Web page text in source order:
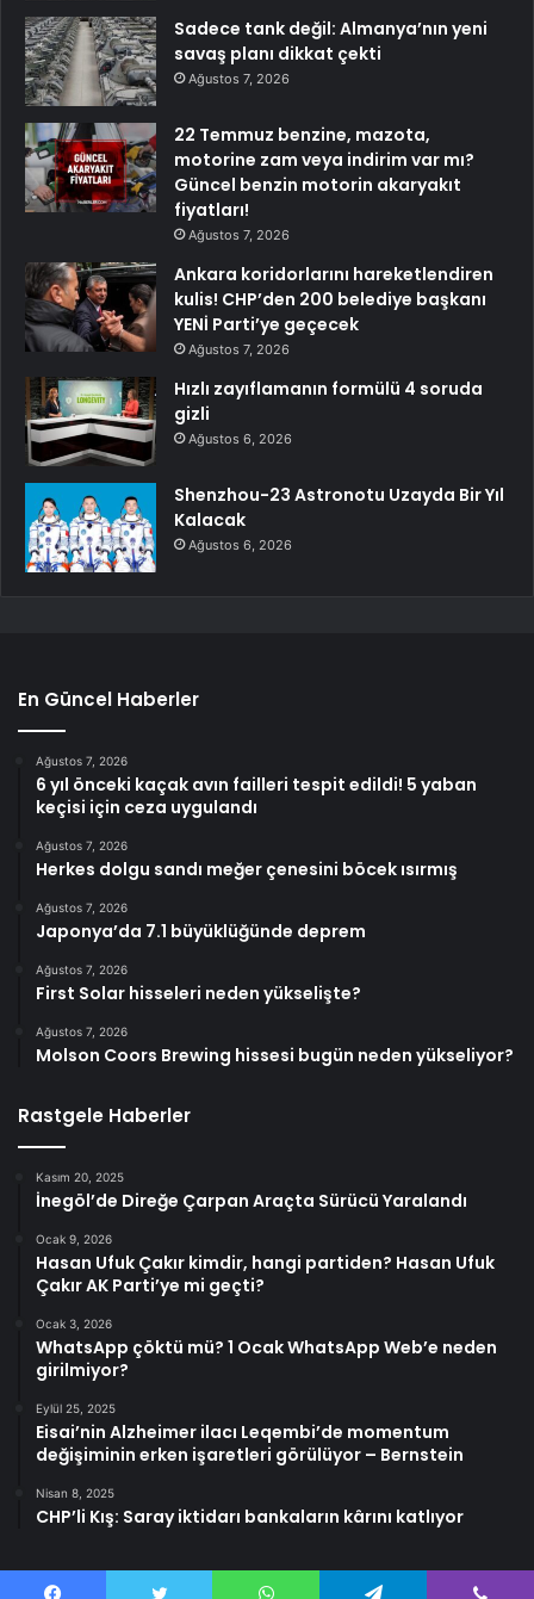
Sadece tank değil: Almanya’nın yeni
savaş planı dikkat çekti
Ağustos 7, 2026
22 Temmuz benzine, mazota,
motorine zam veya indirim var mı?
Güncel benzin motorin akaryakıt
fiyatları!
Ağustos 7, 2026
Ankara koridorlarını hareketlendiren
kulis! CHP’den 200 belediye başkanı
YENİ Parti’ye geçecek
Ağustos 7, 2026
Hızlı zayıflamanın formülü 4 soruda
gizli
Ağustos 6, 2026
Shenzhou-23 Astronotu Uzayda Bir Yıl
Kalacak
Ağustos 6, 2026
En Güncel Haberler
Ağustos 7, 2026
6 yıl önceki kaçak avın failleri tespit edildi! 5 yaban
keçisi için ceza uygulandı
Ağustos 7, 2026
Herkes dolgu sandı meğer çenesini böcek ısırmış
Ağustos 7, 2026
Japonya’da 7.1 büyüklüğünde deprem
Ağustos 7, 2026
First Solar hisseleri neden yükselişte?
Ağustos 7, 2026
Molson Coors Brewing hissesi bugün neden yükseliyor?
Rastgele Haberler
Kasım 20, 2025
İnegöl’de Direğe Çarpan Araçta Sürücü Yaralandı
Ocak 9, 2026
Hasan Ufuk Çakır kimdir, hangi partiden? Hasan Ufuk
Çakır AK Parti’ye mi geçti?
Ocak 3, 2026
WhatsApp çöktü mü? 1 Ocak WhatsApp Web’e neden
girilmiyor?
Eylül 25, 2025
Eisai’nin Alzheimer ilacı Leqembi’de momentum
değişiminin erken işaretleri görülüyor – Bernstein
Nisan 8, 2025
CHP’li Kış: Saray iktidarı bankaların kârını katlıyor